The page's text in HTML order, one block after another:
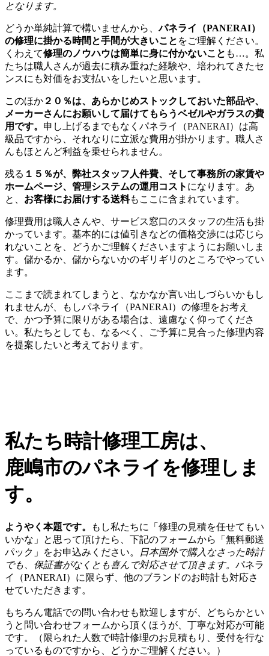
となります。
どうか単純計算で構いませんから、パネライ（PANERAI）
の修理に掛かる時間と手間が大きいこと をご理解ください。
くわえて修理のノウハウは簡単に身に付かないこと も…。私
たちは職人さんが過去に積み重ねた経験や、培われてきたセ
ンスにも対価をお支払いをしたいと思います。
このほか ２０％は、あらかじめストックしておいた部品や、
メーカーさんにお願いして届けてもらうベゼルやガラスの費
用です。 申し上げるまでもなくパネライ（PANERAI）は高
級品ですから、それなりに立派な費用が掛かります。職人さ
んもほとんど利益を乗せられません。
残る １５％が、弊社スタッフ人件費、そして事務所の家賃や
ホームページ、管理システムの運用コスト になります。あ
と、 お客様にお届けする送料もここに含まれています。
修理費用は職人さんや、サービス窓口のスタッフの生活も掛
かっています。基本的には値引きなどの価格交渉には応じら
れないことを、どうかご理解くださいますようにお願いしま
す。儲かるか、儲からないかのギリギリのところでやってい
ます。
ここまで読まれてしまうと、なかなか言い出しづらいかもし
れませんが、もしパネライ（PANERAI）の修理をお考え
で、かつ予算に限りがある場合は、遠慮なく仰ってくださ
い。私たちとしても、なるべく、ご予算に見合った修理内容
を提案したいと考えております。
私たち時計修理工房は、
鹿嶋市のパネライを修理しま
す。
ようやく本題です。
もし私たちに「修理の見積を任せてもい
いかな」と思って頂けたら、下記のフォームから「無料郵送
パック」をお申込みください。
日本国外で購入なさった時計
でも、保証書がなくとも喜んで対応させて頂きます。 パネラ
イ（PANERAI）に限らず、他のブランドのお時計も対応さ
せていただきます。
もちろん電話での問い合わせも歓迎しますが、どちらかとい
うと問い合わせフォームから頂くほうが、丁寧な対応が可能
です。（限られた人数で時計修理のお見積もり、受付を行な
っているものですから、どうかご理解ください。）